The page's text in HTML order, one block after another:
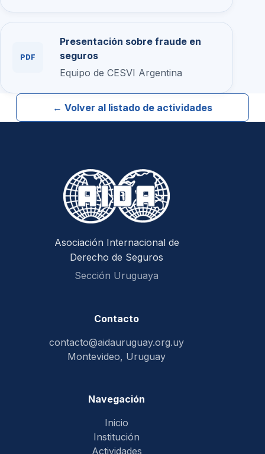
PDF
Presentación sobre fraude en
seguros
Equipo de CESVI Argentina
← Volver al listado de actividades
Asociación Internacional de
Derecho de Seguros
Sección Uruguaya
Contacto
contacto@aidauruguay.org.uy
Montevideo, Uruguay
Navegación
Inicio
Institución
Actividades